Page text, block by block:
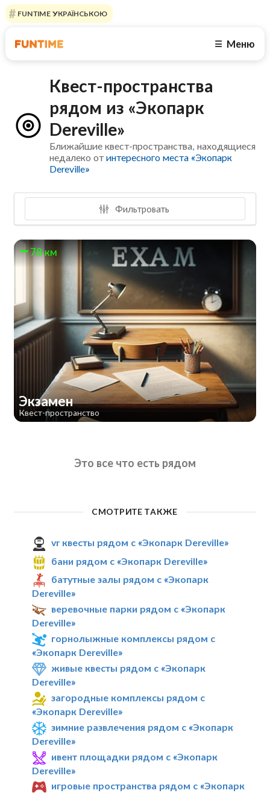
FUNTIME УКРАЇНСЬКОЮ
☰ Меню
Квест-пространства
рядом из «Экопарк
Dereville»
Ближайшие квест-пространства, находящиеся
недалеко отинтересного места «Экопарк
Dereville»
Фильтровать
78 км
Экзамен
Квест-пространство
Это все что есть рядом
СМОТРИТЕ ТАКЖЕ
vr квесты рядом с «Экопарк Dereville»
бани рядом с «Экопарк Dereville»
батутные залы рядом с «Экопарк
Dereville»
веревочные парки рядом с «Экопарк
Dereville»
горнолыжные комплексы рядом с
«Экопарк Dereville»
живые квесты рядом с «Экопарк
Dereville»
загородные комплексы рядом с
«Экопарк Dereville»
зимние развлечения рядом с «Экопарк
Dereville»
ивент площадки рядом с «Экопарк
Dereville»
игровые пространства рядом с «Экопарк